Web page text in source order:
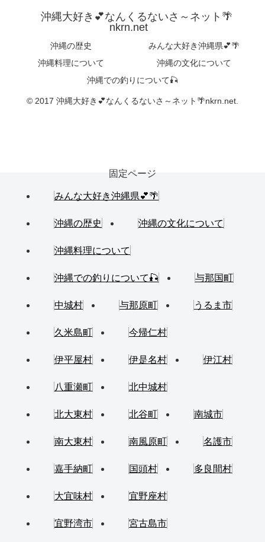
沖縄大好き💕なんくるないさ～ネット🌴
nkrn.net
沖縄の歴史
みんな大好き沖縄県💕🌴
沖縄料理について
沖縄の文化について
沖縄での釣りについて🎣
© 2017 沖縄大好き💕なんくるないさ～ネット🌴nkrn.net.
固定ページ
みんな大好き沖縄県💕🌴
沖縄の歴史 沖縄の文化について
沖縄料理について
沖縄での釣りについて🎣 与那国町
中城村 与那原町 うるま市
久米島町 今帰仁村
伊平屋村 伊是名村 伊江村
八重瀬町 北中城村
北大東村 北谷町 南城市
南大東村 南風原町 名護市
嘉手納町 国頭村 多良間村
大宜味村 宜野座村
宜野湾市 宮古島市